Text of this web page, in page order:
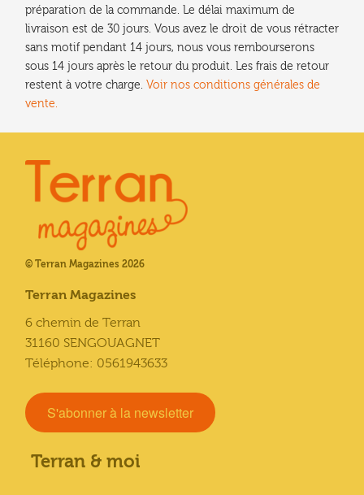
préparation de la commande. Le délai maximum de
livraison est de 30 jours. Vous avez le droit de vous rétracter
sans motif pendant 14 jours, nous vous rembourserons
sous 14 jours après le retour du produit. Les frais de retour
restent à votre charge. Voir nos conditions générales de
vente.
© Terran Magazines 2026
Terran Magazines
6 chemin de Terran
31160 SENGOUAGNET
Téléphone: 0561943633
S'abonner à la newsletter
Terran & moi